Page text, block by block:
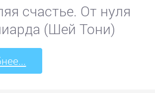
счастье. От нуля
(Шей Тони)